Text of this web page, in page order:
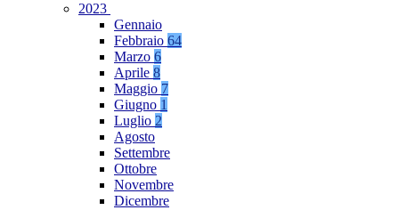
2023
Gennaio
Febbraio 64
Marzo 6
Aprile 8
Maggio 7
Giugno 1
Luglio 2
Agosto
Settembre
Ottobre
Novembre
Dicembre